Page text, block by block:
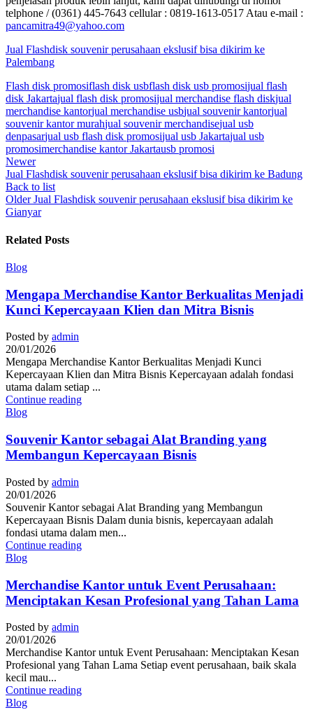
telphone / (0361) 445-7643 cellular : 0819-1613-0517 Atau e-mail :
pancamitra49@yahoo.com
Jual Flashdisk souvenir perusahaan ekslusif bisa dikirim ke
Palembang
Flash disk promosiflash disk usbflash disk usb promosijual flash
disk Jakartajual flash disk promosijual merchandise flash diskjual
merchandise kantorjual merchandise usbjual souvenir kantorjual
souvenir kantor murahjual souvenir merchandisejual usb
denpasarjual usb flash disk promosijual usb Jakartajual usb
promosimerchandise kantor Jakartausb promosi
Newer
Jual Flashdisk souvenir perusahaan ekslusif bisa dikirim ke Badung
Back to list
Older Jual Flashdisk souvenir perusahaan ekslusif bisa dikirim ke
Gianyar
Related Posts
Blog
Mengapa Merchandise Kantor Berkualitas Menjadi
Kunci Kepercayaan Klien dan Mitra Bisnis
Posted by admin
20/01/2026
Mengapa Merchandise Kantor Berkualitas Menjadi Kunci
Kepercayaan Klien dan Mitra Bisnis Kepercayaan adalah fondasi
utama dalam setiap ...
Continue reading
Blog
Souvenir Kantor sebagai Alat Branding yang
Membangun Kepercayaan Bisnis
Posted by admin
20/01/2026
Souvenir Kantor sebagai Alat Branding yang Membangun
Kepercayaan Bisnis Dalam dunia bisnis, kepercayaan adalah
fondasi utama dalam men...
Continue reading
Blog
Merchandise Kantor untuk Event Perusahaan:
Menciptakan Kesan Profesional yang Tahan Lama
Posted by admin
20/01/2026
Merchandise Kantor untuk Event Perusahaan: Menciptakan Kesan
Profesional yang Tahan Lama Setiap event perusahaan, baik skala
kecil mau...
Continue reading
Blog